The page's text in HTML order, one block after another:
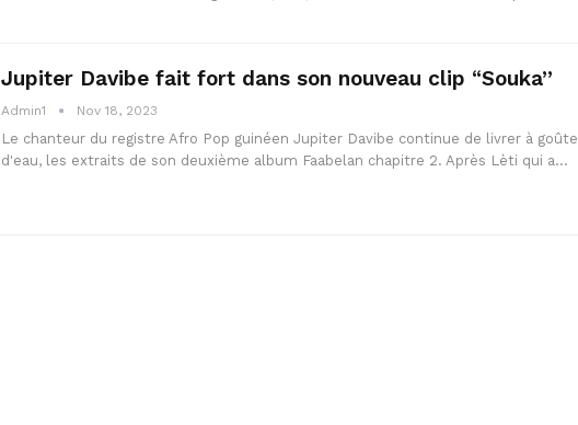
Jupiter Davibe fait fort dans son nouveau clip “Souka”
Admin1 Nov 18, 2023
Le chanteur du registre Afro Pop guinéen Jupiter Davibe continue de livrer à goûte
d'eau, les extraits de son deuxième album Faabelan chapitre 2. Après Lèti qui a…